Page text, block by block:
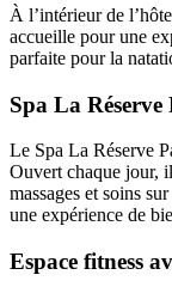
À l’intérieur de
accueille pour une
parfaite pour la
Spa La
Le Spa La Réserve
Ouvert chaque jour,
massages et soins
une expérience de
Espace fitness